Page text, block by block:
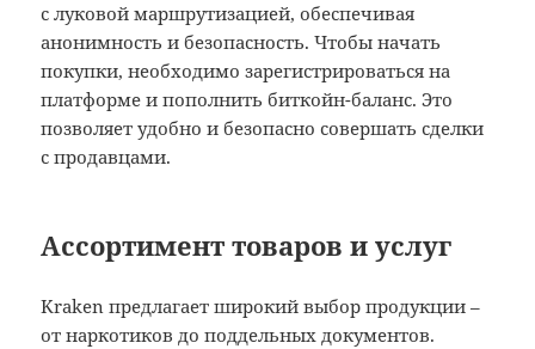
с луковой маршрутизацией, обеспечивая
анонимность и безопасность. Чтобы начать
покупки, необходимо зарегистрироваться на
платформе и пополнить биткойн-баланс. Это
позволяет удобно и безопасно совершать сделки
с продавцами.
Ассортимент товаров и услуг
Kraken предлагает широкий выбор продукции –
от наркотиков до поддельных документов.